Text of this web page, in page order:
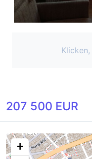
207 500 EUR
+